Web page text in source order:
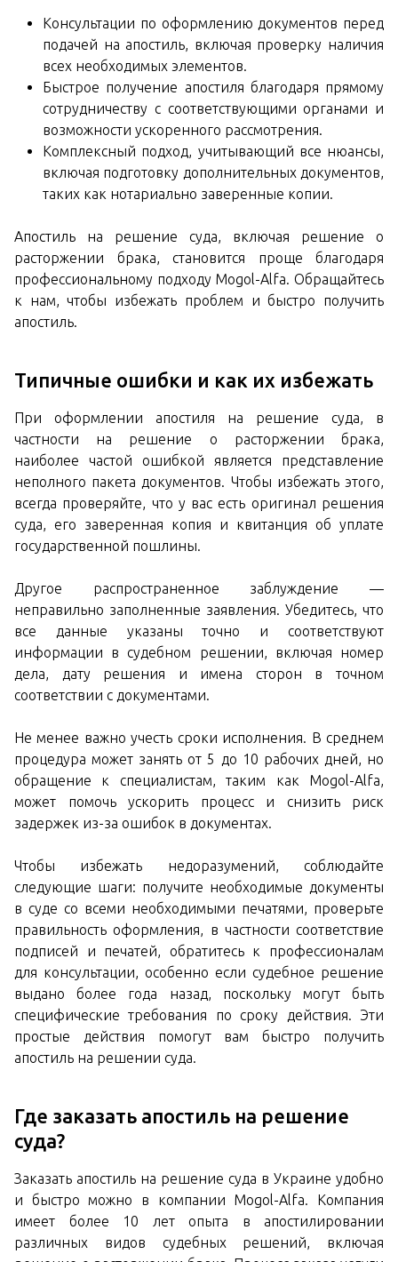
Консультации по оформлению документов перед
подачей на апостиль, включая проверку наличия
всех необходимых элементов.
Быстрое получение апостиля благодаря прямому
сотрудничеству с соответствующими органами и
возможности ускоренного рассмотрения.
Комплексный подход, учитывающий все нюансы,
включая подготовку дополнительных документов,
таких как нотариально заверенные копии.
Апостиль на решение суда, включая решение о
расторжении брака, становится проще благодаря
профессиональному подходу Mogol-Alfa. Обращайтесь
к нам, чтобы избежать проблем и быстро получить
апостиль.
Типичные ошибки и как их избежать
При оформлении апостиля на решение суда, в
частности на решение о расторжении брака,
наиболее частой ошибкой является представление
неполного пакета документов. Чтобы избежать этого,
всегда проверяйте, что у вас есть оригинал решения
суда, его заверенная копия и квитанция об уплате
государственной пошлины.
Другое распространенное заблуждение —
неправильно заполненные заявления. Убедитесь, что
все данные указаны точно и соответствуют
информации в судебном решении, включая номер
дела, дату решения и имена сторон в точном
соответствии с документами.
Не менее важно учесть сроки исполнения. В среднем
процедура может занять от 5 до 10 рабочих дней, но
обращение к специалистам, таким как Mogol-Alfa,
может помочь ускорить процесс и снизить риск
задержек из-за ошибок в документах.
Чтобы избежать недоразумений, соблюдайте
следующие шаги: получите необходимые документы
в суде со всеми необходимыми печатями, проверьте
правильность оформления, в частности соответствие
подписей и печатей, обратитесь к профессионалам
для консультации, особенно если судебное решение
выдано более года назад, поскольку могут быть
специфические требования по сроку действия. Эти
простые действия помогут вам быстро получить
апостиль на решении суда.
Где заказать апостиль на решение
суда?
Заказать апостиль на решение суда в Украине удобно
и быстро можно в компании Mogol-Alfa. Компания
имеет более 10 лет опыта в апостилировании
различных видов судебных решений, включая